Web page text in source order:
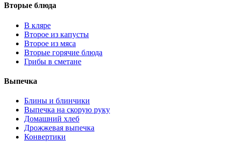
Вторые блюда
В кляре
Второе из капусты
Второе из мяса
Вторые горячие блюда
Грибы в сметане
Выпечка
Блины и блинчики
Выпечка на скорую руку
Домашний хлеб
Дрожжевая выпечка
Конвертики